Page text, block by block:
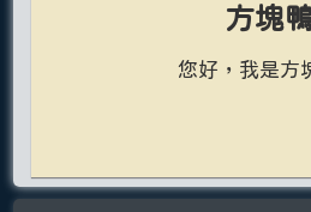
方塊
您好，我是方